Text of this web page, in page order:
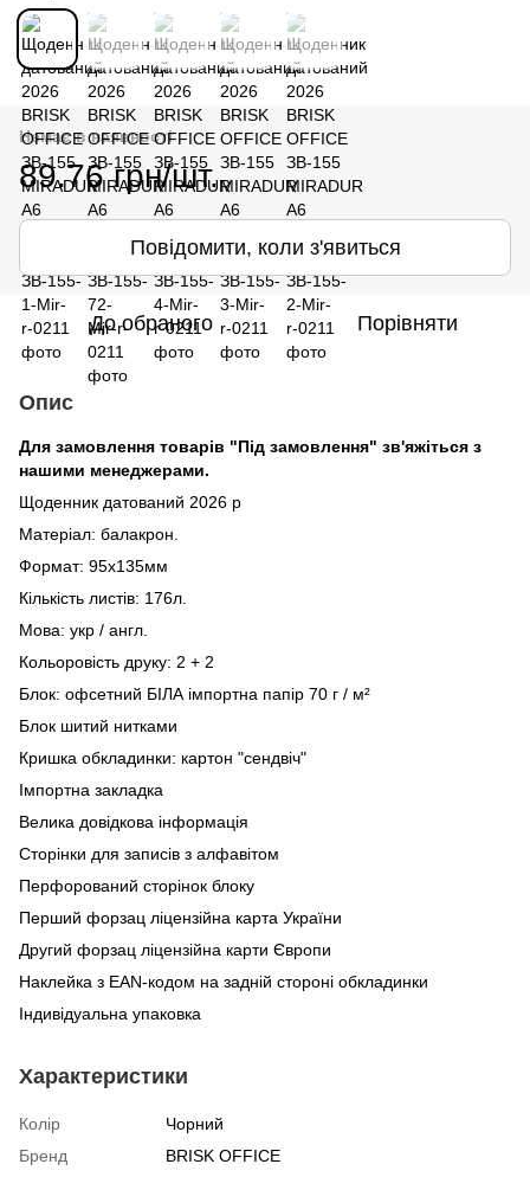
Немає в наявності
89.76 грн/шт.
Повідомити, коли з'явиться
До обраного Порівняти
Опис
Для замовлення товарів "Під замовлення" зв'яжіться з
нашими менеджерами.
Щоденник датований 2026 р
Матеріал: балакрон.
Формат: 95х135мм
Кількість листів: 176л.
Мова: укр / англ.
Кольоровість друку: 2 + 2
Блок: офсетний БІЛА імпортна папір 70 г / м²
Блок шитий нитками
Кришка обкладинки: картон "сендвіч"
Імпортна закладка
Велика довідкова інформація
Сторінки для записів з алфавітом
Перфорований сторінок блоку
Перший форзац ліцензійна карта України
Другий форзац ліцензійна карти Європи
Наклейка з EAN-кодом на задній стороні обкладинки
Індивідуальна упаковка
Характеристики
Колір
Чорний
Бренд
BRISK OFFICE